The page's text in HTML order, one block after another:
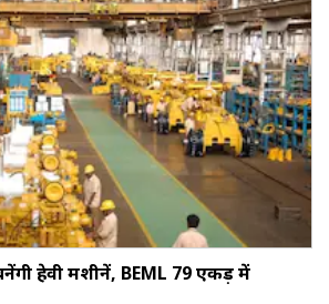
हेवी मशीनें, BEML 79 एकड़ में